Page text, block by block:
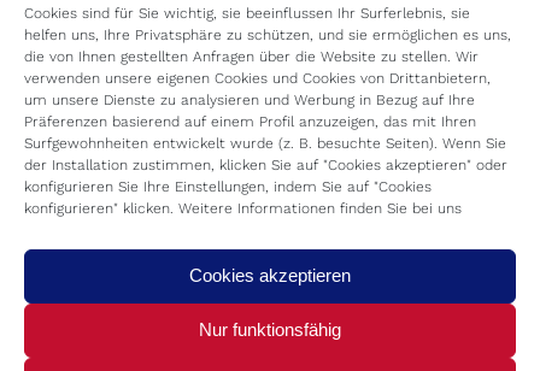
Cookies sind für Sie wichtig, sie beeinflussen Ihr Surferlebnis, sie
helfen uns, Ihre Privatsphäre zu schützen, und sie ermöglichen es uns,
die von Ihnen gestellten Anfragen über die Website zu stellen. Wir
verwenden unsere eigenen Cookies und Cookies von Drittanbietern,
um unsere Dienste zu analysieren und Werbung in Bezug auf Ihre
Präferenzen basierend auf einem Profil anzuzeigen, das mit Ihren
Surfgewohnheiten entwickelt wurde (z. B. besuchte Seiten). Wenn Sie
der Installation zustimmen, klicken Sie auf "Cookies akzeptieren" oder
konfigurieren Sie Ihre Einstellungen, indem Sie auf "Cookies
konfigurieren" klicken. Weitere Informationen finden Sie bei uns
Cookies akzeptieren
Nur funktionsfähig
27. April 2026
Besuch der LU-VE-Fabrik
16. April 2026
Andalusien
12. März 2026